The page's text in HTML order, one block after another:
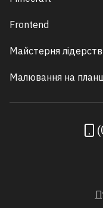
Frontend
Майстерня
Малювання на